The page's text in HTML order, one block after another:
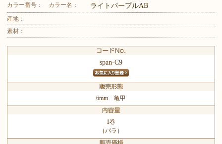
カラー番号： カラー名： ライトパープルAB
産地：
素材：
span-C9
6mm 亀甲
1巻
（バラ）